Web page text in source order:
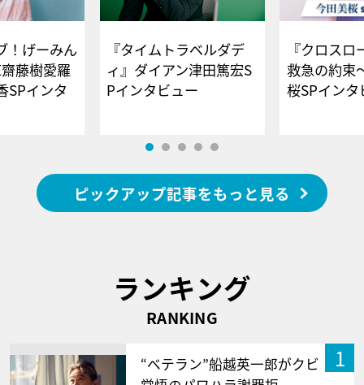
！げーみん
藤樹愛羅
SPインタ
『タイムトラベルダデ
ィ』ダイアン津田篤宏S
Pインタビュー
『クロス
救急の約束
桜SPイ
ピックアップ記事をもっと見る
ランキング
RANKING
1
“ベテラン”船越英一郎がクビ